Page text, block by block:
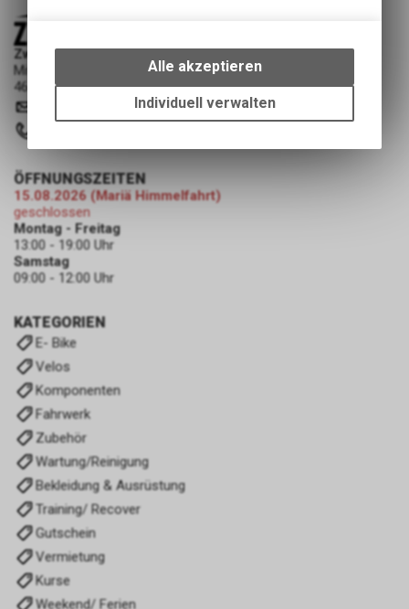
Zweiradliebe GmbH
Mittelgäustrasse 53
4616 Kappel SO
zweiradliebe.ch
KATEGORIEN
E- Bike
Velos
Komponenten
Fahrwerk
Zubehör
Wartung/Reinigung
Bekleidung & Ausrüstung
Training/ Recover
Gutschein
Vermietung
Kurse
Weekend/ Ferien
ÖFFNUNGSZEITEN
15.08.2026 (Mariä Himmelfahrt)
geschlossen
Montag - Freitag
13:00 - 19:00 Uhr
Samstag
09:00 - 12:00 Uhr
bestimmte Interaktionen und
Einstellungen auf Ihrem Gerät,
um die grundlegenden
Funktionen unseres Online-
dass die gespeicherten Daten
Alle akzeptieren
Individuell verwalten